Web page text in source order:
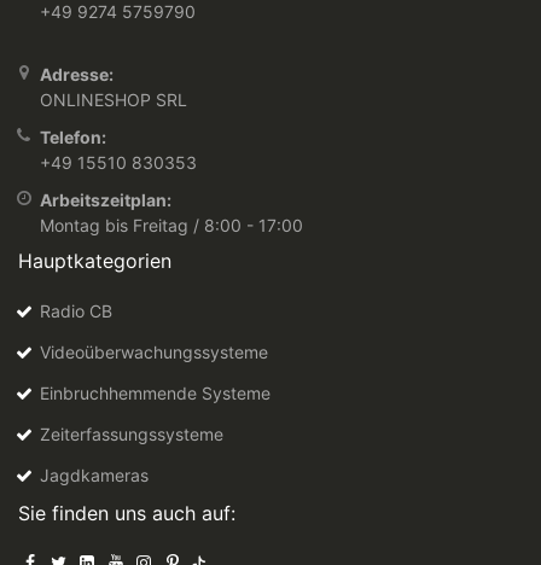
+49 9274 5759790
Adresse:
ONLINESHOP SRL
Telefon:
+49 15510 830353
Arbeitszeitplan:
Montag bis Freitag / 8:00 - 17:00
Hauptkategorien
Radio CB
Videoüberwachungssysteme
Einbruchhemmende Systeme
Zeiterfassungssysteme
Jagdkameras
Sie finden uns auch auf: